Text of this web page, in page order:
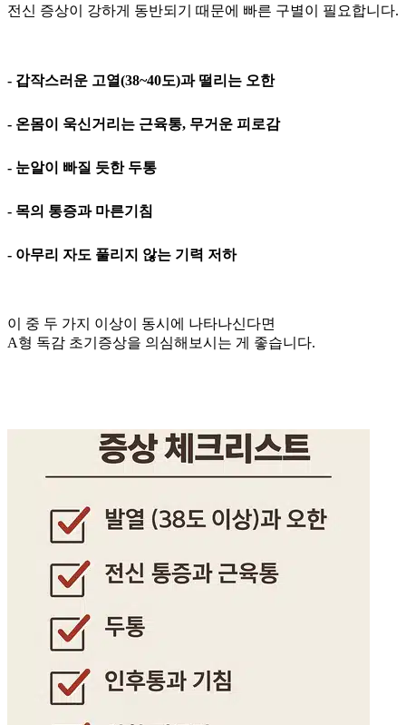
전신 증상이 강하게 동반되기 때문에 빠른 구별이 필요합니다.
- 갑작스러운 고열(38~40도)과 떨리는 오한
- 온몸이 욱신거리는 근육통, 무거운 피로감
- 눈알이 빠질 듯한 두통
- 목의 통증과 마른기침
- 아무리 자도 풀리지 않는 기력 저하
이 중 두 가지 이상이 동시에 나타나신다면
A형 독감 초기증상을 의심해보시는 게 좋습니다.